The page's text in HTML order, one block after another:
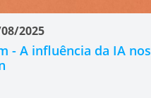
2025
- A influência da IA nos